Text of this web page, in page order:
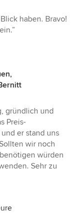
haben. Bravo!
gründlich und
Preis-
er stand uns
wir noch
würden
Sehr zu